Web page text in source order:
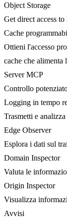
Object Storage
Get direct access
Cache
Ottieni l'accesso
cache che alimenta
Server MCP
Controllo
Logging in tempo
Trasmetti e
Edge Observer
Esplora i dati sul
Domain Inspector
Valuta le
Origin Inspector
Visualizza
Avvisi